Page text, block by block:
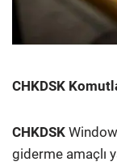
CHKDSK
CHKDSK
giderme amaçlı